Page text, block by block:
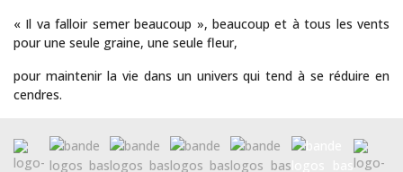
« Il va falloir semer beaucoup », beaucoup et à tous les vents
pour une seule graine, une seule fleur,
pour maintenir la vie dans un univers qui tend à se réduire en
cendres.